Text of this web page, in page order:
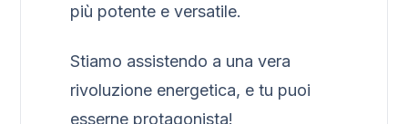
più potente e versatile.
Stiamo assistendo a una vera
rivoluzione energetica, e tu puoi
esserne protagonista!